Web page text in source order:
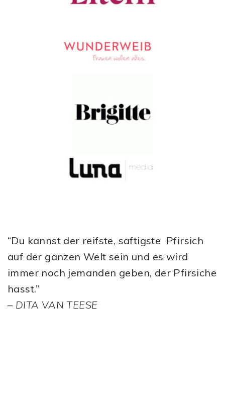
“Du kannst der reifste, saftigste Pfirsich
auf der ganzen Welt sein und es wird
immer noch jemanden geben, der Pfirsiche
hasst.”
– DITA VAN TEESE